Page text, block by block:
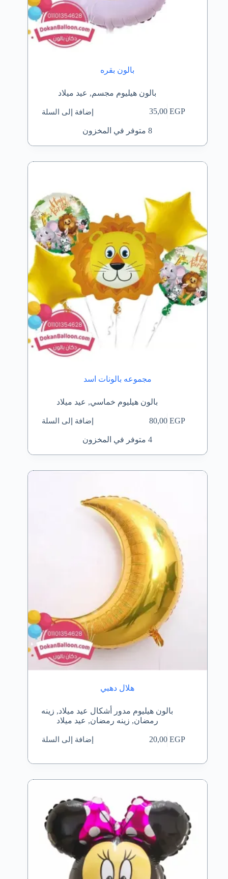
بالون بقره
بالون هيليوم مجسم, عيد ميلاد
35,00EGP إضافة إلى السلة
8 متوفر في المخزون
مجموعه بالونات اسد
بالون هيليوم خماسي, عيد ميلاد
80,00EGP إضافة إلى السلة
4 متوفر في المخزون
هلال دهبي
بالون هيليوم مدور أشكال عيد ميلاد, زينه
رمضان, زينه رمضان, عيد ميلاد
20,00EGP إضافة إلى السلة